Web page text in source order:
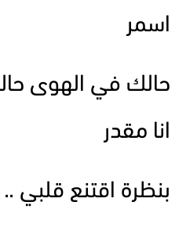
اسمر
حالك في الهوى
انا مقدر
بنظرة اقتنع قلبي